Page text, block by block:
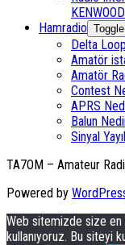
KENWOOD
Hamradio
Delta
Amatör
Amatör
Contest
APRS
Balun
Sinyal
TA7OM – Amateur
Powered by
Web sitemizde size
kullanıyoruz. Bu siteyi